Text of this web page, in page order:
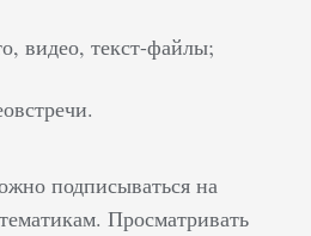
видео, текст-файлы;
подписываться на
Просматривать